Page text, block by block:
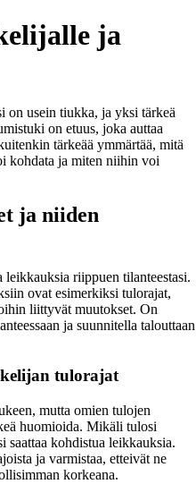
ja
on usein tiukka, ja yksi tärkeä
on etuus, joka auttaa
tärkeää ymmärtää, mitä
kohdata ja miten niihin voi
ja niiden
riippuen tilanteestasi.
ovat esimerkiksi tulorajat,
liittyvät muutokset. On
ja suunnitella talouttaan
tulorajat
mutta omien tulojen
huomioida. Mikäli tulosi
saattaa kohdistua leikkauksia.
ja varmistaa, etteivät ne
korkeana.